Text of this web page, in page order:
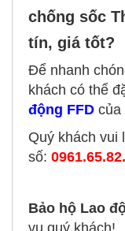
chống sốc
tín, giá tốt?
Để nhanh
khách có thể
động FFD của
Quý khách vui
số:
Bảo hộ Lao
vụ quý khách!